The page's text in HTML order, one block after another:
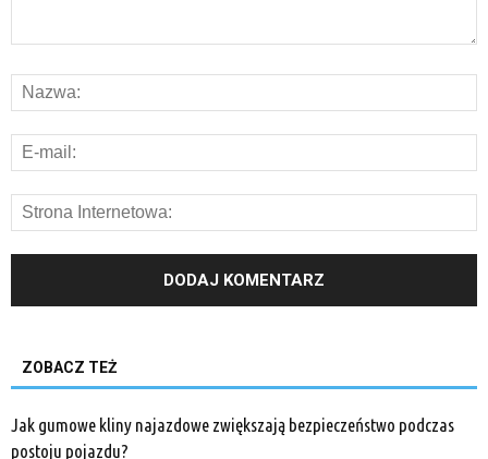
ZOBACZ TEŻ
Jak gumowe kliny najazdowe zwiększają bezpieczeństwo podczas
postoju pojazdu?